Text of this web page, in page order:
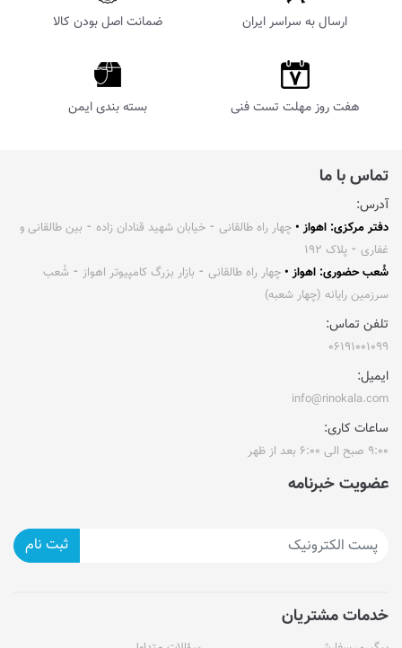
ارسال به سراسر ایران ضمانت اصل بودن کالا
هفت روز مهلت تست فنی بسته بندی ایمن
تماس با ما
آدرس:
دفتر مرکزی: اهواز • چهار راه طالقانی ⁃ خیابان شهید قنادان زاده ⁃ بین طالقانی و
غفاری ⁃ پلاک ۱۹۲
شُعب حضوری: اهواز • چهار راه طالقانی ⁃ بازار بزرگ کامپیوتر اهواز ⁃ شُعب
سرزمین رایانه (چهار شعبه)
تلفن تماس:
۰۶۱۹۱۰۰۱۰۹۹
ایمیل:
info@rinokala.com
ساعات کاری:
۹:۰۰ صبح الی ۶:۰۰ بعد از ظهر
عضویت خبرنامه
ثبت نام
خدمات مشتریان